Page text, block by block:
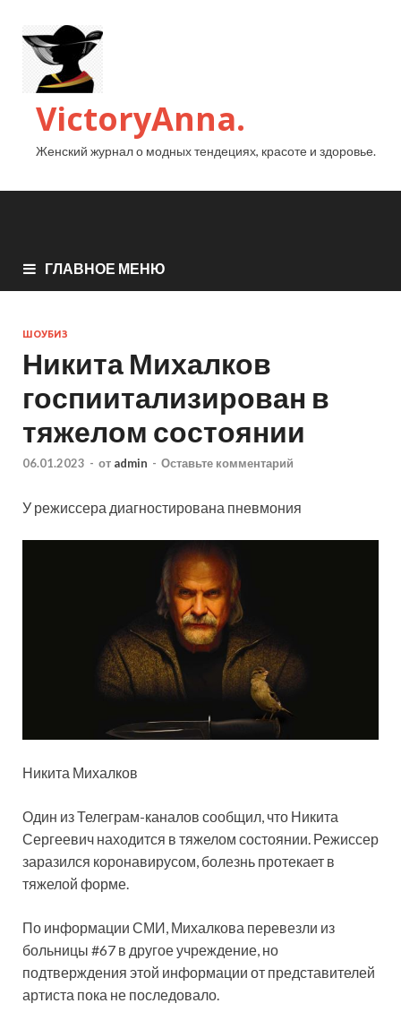
VictoryAnna.
Женский журнал о модных тендециях, красоте и здоровье.
ГЛАВНОЕ МЕНЮ
ШОУБИЗ
Никита Михалков
госпиитализирован в
тяжелом состоянии
06.01.2023 - от admin - Оставьте комментарий
У режиссера диагностирована пневмония
Никита Михалков
Один из Телеграм-каналов сообщил, что Никита
Сергеевич находится в тяжелом состоянии. Режиссер
заразился коронавирусом, болезнь протекает в
тяжелой форме.
По информации СМИ, Михалкова перевезли из
больницы #67 в другое учреждение, но
подтверждения этой информации от представителей
артиста пока не последовало.